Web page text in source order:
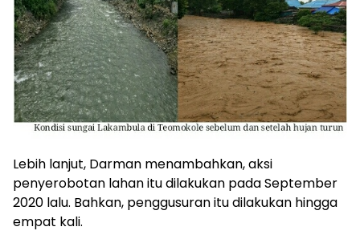
Lebih lanjut, Darman menambahkan, aksi
penyerobotan lahan itu dilakukan pada September
2020 lalu. Bahkan, penggusuran itu dilakukan hingga
empat kali.